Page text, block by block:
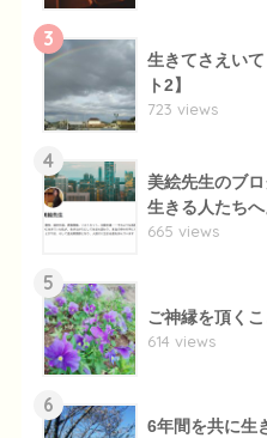
3
生きてさえい
ト2】
723 views
4
美絵先生のブ
生きる人たちへ
665 views
5
ご神縁を頂く
614 views
6
6年間を共に生